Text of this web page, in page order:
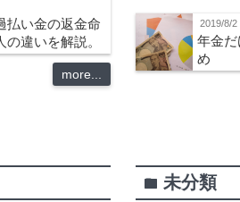
払い金の返金命
違いを解説。
more...
2019/8/2
年金だ
め
folder 未分類